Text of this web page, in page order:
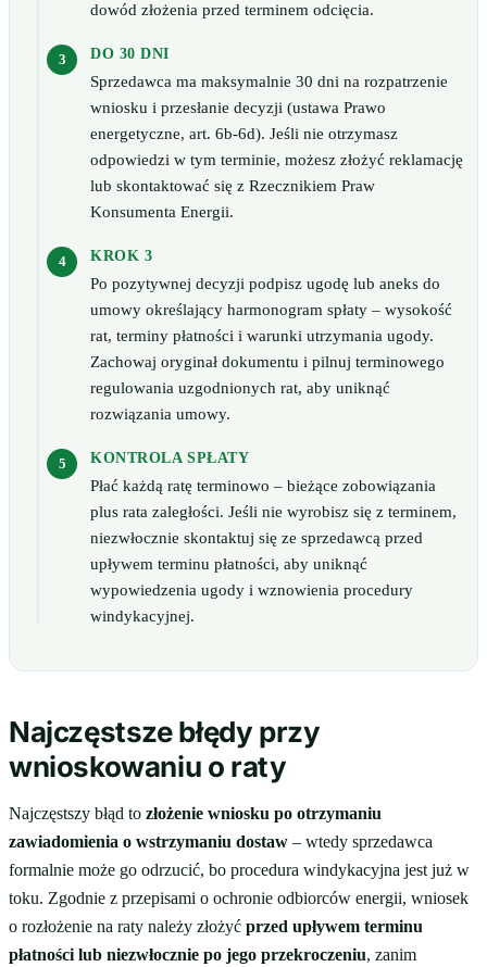
dowód złożenia przed terminem odcięcia.
DO 30 DNI
Sprzedawca ma maksymalnie 30 dni na rozpatrzenie
wniosku i przesłanie decyzji (ustawa Prawo
energetyczne, art. 6b-6d). Jeśli nie otrzymasz
odpowiedzi w tym terminie, możesz złożyć reklamację
lub skontaktować się z Rzecznikiem Praw
Konsumenta Energii.
KROK 3
Po pozytywnej decyzji podpisz ugodę lub aneks do
umowy określający harmonogram spłaty – wysokość
rat, terminy płatności i warunki utrzymania ugody.
Zachowaj oryginał dokumentu i pilnuj terminowego
regulowania uzgodnionych rat, aby uniknąć
rozwiązania umowy.
KONTROLA SPŁATY
Płać każdą ratę terminowo – bieżące zobowiązania
plus rata zaległości. Jeśli nie wyrobisz się z terminem,
niezwłocznie skontaktuj się ze sprzedawcą przed
upływem terminu płatności, aby uniknąć
wypowiedzenia ugody i wznowienia procedury
windykacyjnej.
Najczęstsze błędy przy
wnioskowaniu o raty
Najczęstszy błąd to złożenie wniosku po otrzymaniu
zawiadomienia o wstrzymaniu dostaw – wtedy sprzedawca
formalnie może go odrzucić, bo procedura windykacyjna jest już w
toku. Zgodnie z przepisami o ochronie odbiorców energii, wniosek
o rozłożenie na raty należy złożyć przed upływem terminu
płatności lub niezwłocznie po jego przekroczeniu, zanim